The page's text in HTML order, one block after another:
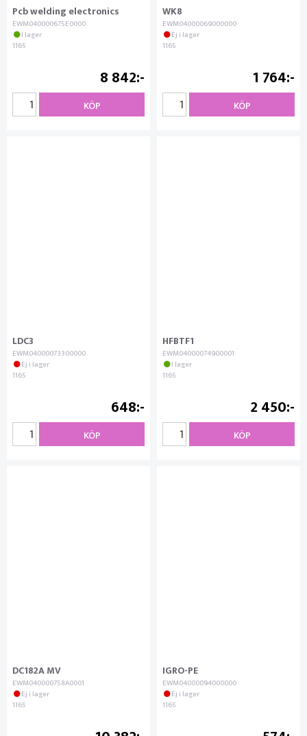
Pcb welding electronics
EWM040000675E0000
I lager
1165
8 842
KÖP
WK8
EWM04000069000000
Ej i lager
1165
1 764
KÖP
LDC3
EWM04000073300000
Ej i lager
1165
648
KÖP
HFBTF1
EWM04000074900001
I lager
1165
2 450
KÖP
DC182A MV
EWM040000758A0001
Ej i lager
1165
IGRO-PE
EWM04000094000000
Ej i lager
1165